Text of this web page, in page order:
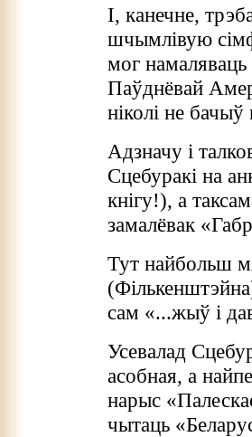
І, канечне,
шчымлівую
мог
Паўднёвай
ніколі не
Адзначу і
Сцебуракі на
кнігу!), а
замалёвак
Тут найбольш
сам «...жыў і
Усевалад
асобная, а
нарыс
чытаць